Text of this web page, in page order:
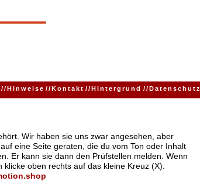
//Hinweise //Kontakt //Hintergrund //Datenschutz
Wir haben sie uns zwar angesehen, aber
eine Seite geraten, die du vom Ton oder Inhalt
Er kann sie dann den Prüfstellen melden. Wenn
oben rechts auf das kleine Kreuz (X).